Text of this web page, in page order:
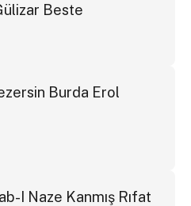
Beste
Burda Erol
I Naze Kanmış Rıfat